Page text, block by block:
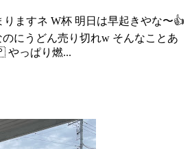
りますネ W杯 明日は早起きやな〜👍
にうどん売り切れw そんなことあ
やっぱり燃...